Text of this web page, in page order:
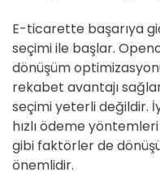
E-ticarette başarıya
seçimi ile başlar.
dönüşüm
rekabet avantajı
seçimi yeterli değildir.
hızlı ödeme
gibi faktörler de
önemlidir.